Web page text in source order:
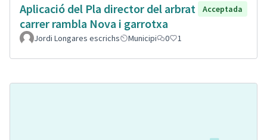
Aplicació del Pla director del arbrat
carrer rambla Nova i garrotxa
Acceptada
Jordi Longares escrichs Municipi 0 1